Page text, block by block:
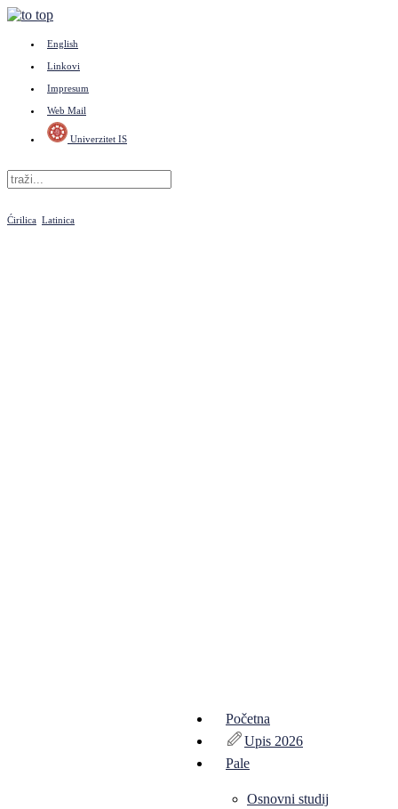
English
Linkovi
Impresum
Web Mail
Univerzitet IS
Ćirilica Latinica
Početna
Upis 2026
Pale
Osnovni studij